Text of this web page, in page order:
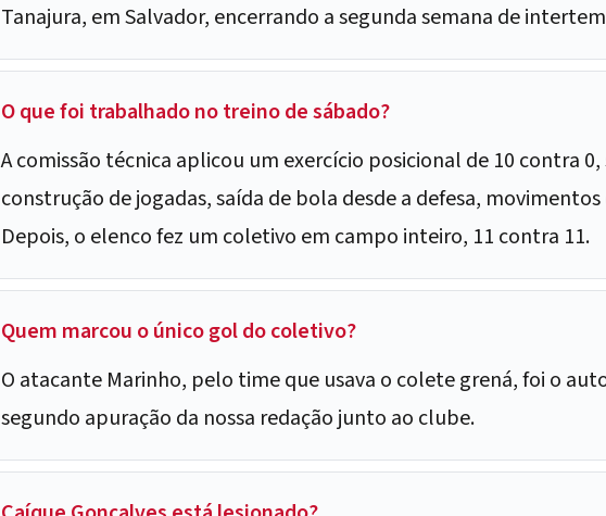
Tanajura, em Salvador, encerrando a segunda semana de
O que foi trabalhado no treino de sábado?
A comissão técnica aplicou um exercício posicional de 10 contra
construção de jogadas, saída de bola desde a defesa,
Depois, o elenco fez um coletivo em campo inteiro, 11 contra 11.
Quem marcou o único gol do coletivo?
O atacante Marinho, pelo time que usava o colete grená, foi o
segundo apuração da nossa redação junto ao clube.